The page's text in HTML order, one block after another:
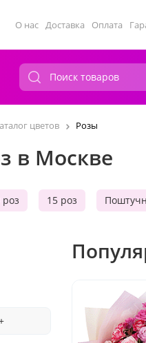
О нас Доставка Оплата
цветов Розы
в Москве
роз 15 роз